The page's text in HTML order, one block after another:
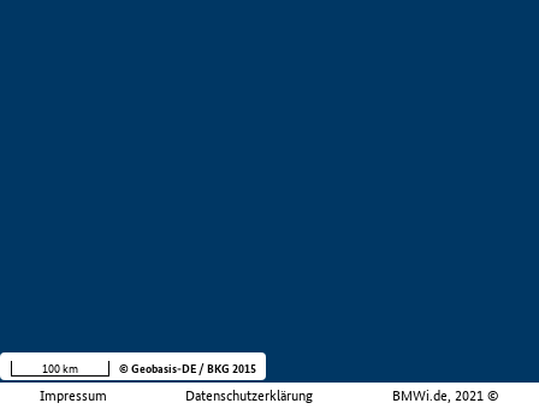
Impressum Datenschutzerklärung BMWi.de, 2021 ©
100 km © Geobasis-DE / BKG 2015